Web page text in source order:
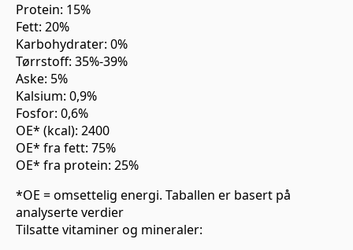
Protein: 15%
Fett: 20%
Karbohydrater: 0%
Tørrstoff: 35%-39%
Aske: 5%
Kalsium: 0,9%
Fosfor: 0,6%
OE* (kcal): 2400
OE* fra fett: 75%
OE* fra protein: 25%
*OE = omsettelig energi. Taballen er basert på
analyserte verdier
Tilsatte vitaminer og mineraler: